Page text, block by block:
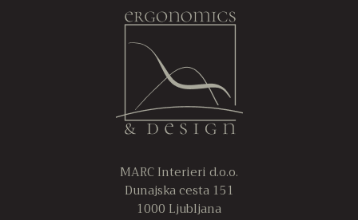
MARC Interieri d.o.o.
Dunajska cesta 151
1000 Ljubljana